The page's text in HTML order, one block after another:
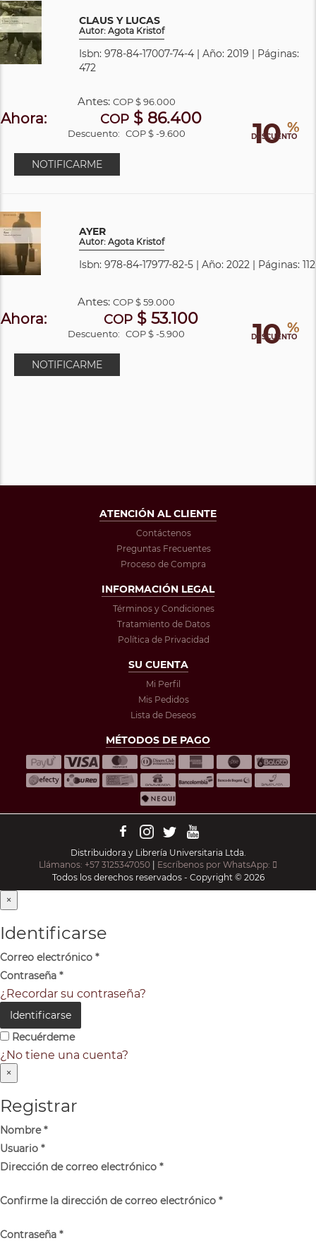
CLAUS Y LUCAS
Autor: Agota Kristof
Isbn: 978-84-17007-74-4 | Año: 2019 | Páginas:
472
10 %
DESCUENTO
Antes: COP$ 96.000
Ahora: COP $ 86.400
Descuento: COP $ -9.600
NOTIFICARME
AYER
Autor: Agota Kristof
Isbn: 978-84-17977-82-5 | Año: 2022 | Páginas: 112
10 %
DESCUENTO
Antes:COP$ 59.000
Ahora: COP $ 53.100
Descuento: COP $ -5.900
NOTIFICARME
ATENCIÓN AL CLIENTE
Contáctenos
Preguntas Frecuentes
Proceso de Compra
INFORMACIÓN LEGAL
Términos y Condiciones
Tratamiento de Datos
Política de Privacidad
SU CUENTA
Mi Perfil
Mis Pedidos
Lista de Deseos
MÉTODOS DE PAGO
Distribuidora y Librería Universitaria Ltda.
Llámanos: +57 3125347050 | Escríbenos por WhatsApp:
Todos los derechos reservados - Copyright © 2026
×
Identificarse
Correo electrónico *
Contraseña *
¿Recordar su contraseña?
Identificarse
Recuérdeme
¿No tiene una cuenta?
×
Registrar
Nombre*
Usuario *
Dirección de correo electrónico *
Confirme la dirección de correo electrónico *
Contraseña *